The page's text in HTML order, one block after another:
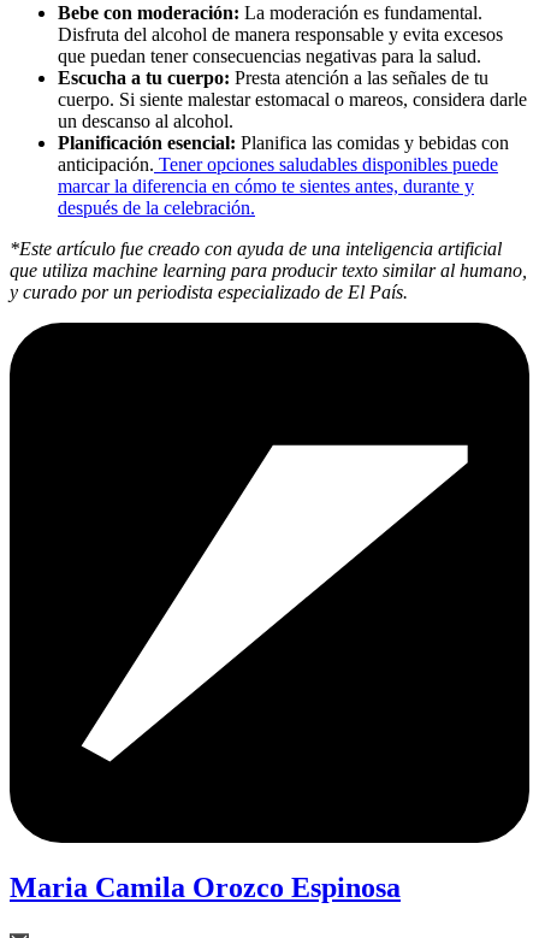
Bebe con moderación: La moderación es fundamental.
Disfruta del alcohol de manera responsable y evita excesos
que puedan tener consecuencias negativas para la salud.
Escucha a tu cuerpo: Presta atención a las señales de tu
cuerpo. Si siente malestar estomacal o mareos, considera darle
un descanso al alcohol.
Planificación esencial: Planifica las comidas y bebidas con
anticipación. Tener opciones saludables disponibles puede
marcar la diferencia en cómo te sientes antes, durante y
después de la celebración.
*Este artículo fue creado con ayuda de una inteligencia artificial
que utiliza machine learning para producir texto similar al humano,
y curado por un periodista especializado de El País.
Maria Camila Orozco Espinosa